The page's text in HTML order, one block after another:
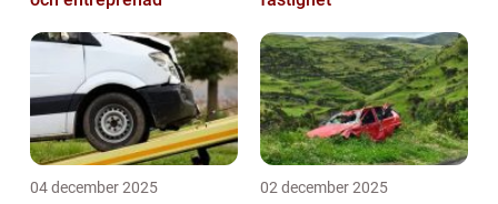
04 december 2025 02 december 2025